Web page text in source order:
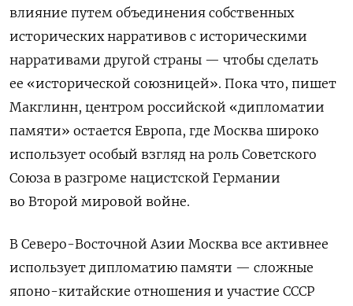
влияние путем объединения собственных
исторических нарративов с историческими
нарративами другой страны — чтобы сделать
ее «исторической союзницей». Пока что, пишет
Макглинн, центром российской «дипломатии
памяти» остается Европа, где Москва широко
использует особый взгляд на роль Советского
Союза в разгроме нацистской Германии
во Второй мировой войне.
В Северо-Восточной Азии Москва все активнее
использует дипломатию памяти — сложные
японо-китайские отношения и участие СССР